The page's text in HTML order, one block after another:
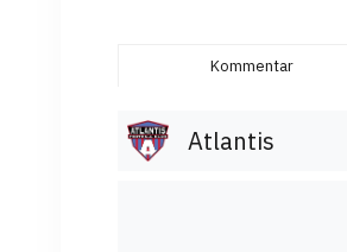
Kommentar
Atlantis